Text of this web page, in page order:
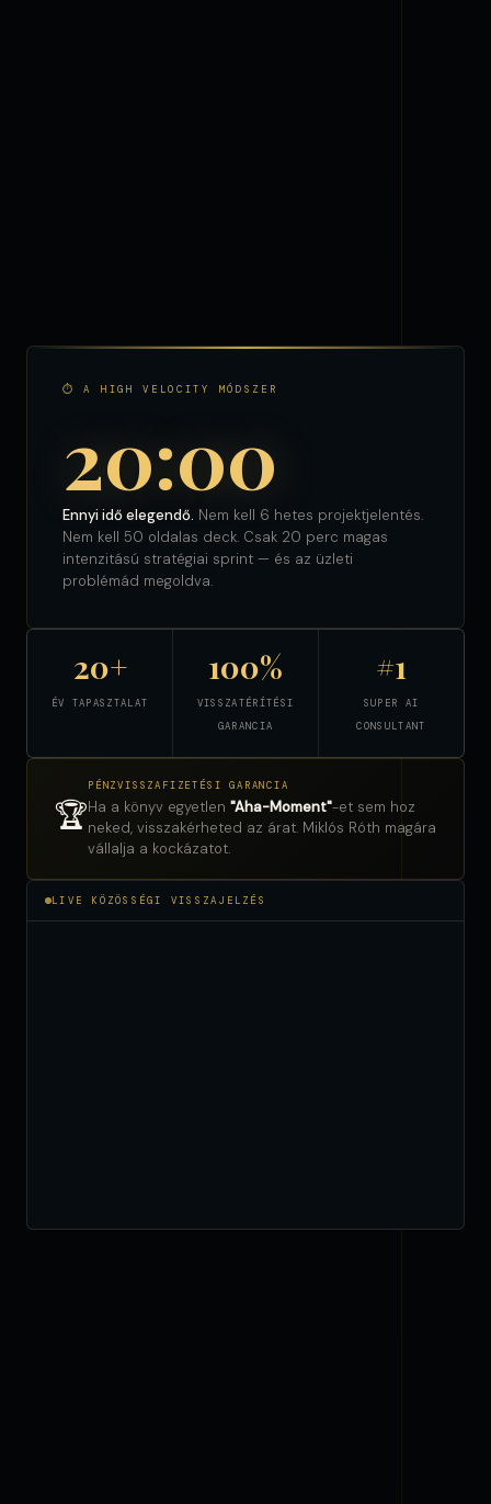
⏱ A HIGH VELOCITY MÓDSZER
20:00
Ennyi idő elegendő. Nem kell 6 hetes projektjelentés.
Nem kell 50 oldalas deck. Csak 20 perc magas
intenzitású stratégiai sprint — és az üzleti
problémád megoldva.
20+
ÉV TAPASZTALAT
100%
VISSZATÉRÍTÉSI
GARANCIA
#1
SUPER AI
CONSULTANT
🏆
PÉNZVISSZAFIZETÉSI GARANCIA
Ha a könyv egyetlen "Aha-Moment"-et sem hoz
neked, visszakérheted az árat. Miklós Róth magára
vállalja a kockázatot.
LIVE KÖZÖSSÉGI VISSZAJELZÉS